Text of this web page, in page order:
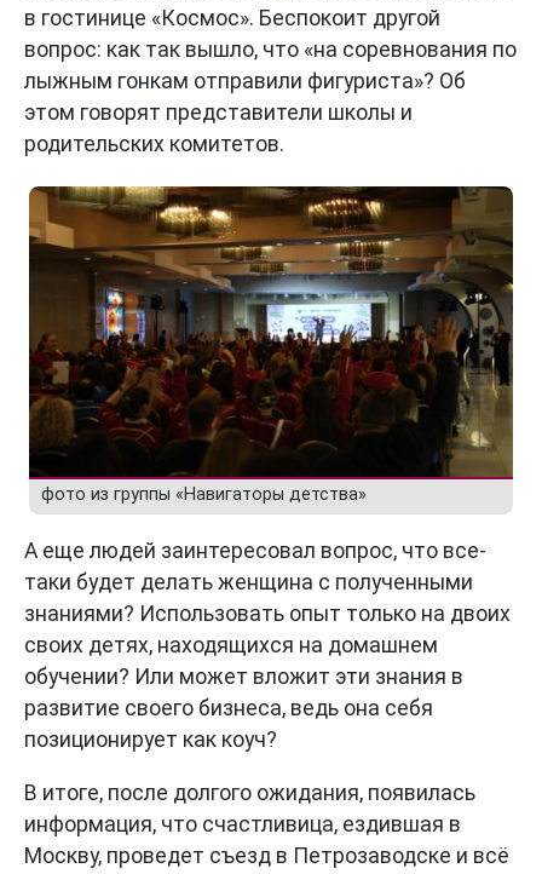
в гостинице «Космос». Беспокоит другой
вопрос: как так вышло, что «на соревнования по
лыжным гонкам отправили фигуриста»? Об
этом говорят представители школы и
родительских комитетов.
фото из группы «Навигаторы детства»
А еще людей заинтересовал вопрос, что все-
таки будет делать женщина с полученными
знаниями? Использовать опыт только на двоих
своих детях, находящихся на домашнем
обучении? Или может вложит эти знания в
развитие своего бизнеса, ведь она себя
позиционирует как коуч?
В итоге, после долгого ожидания, появилась
информация, что счастливица, ездившая в
Москву, проведет съезд в Петрозаводске и всё